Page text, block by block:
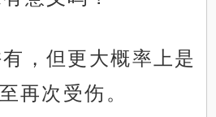
，但更大概率上是
再次受伤。